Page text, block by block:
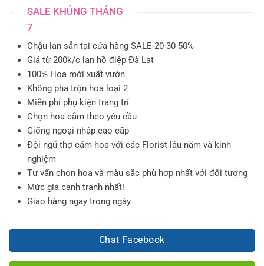
SALE KHỦNG THÁNG
7
Chậu lan sẵn tại cửa hàng SALE 20-30-50%
Giá từ 200k/c lan hồ điệp Đà Lạt
100% Hoa mới xuất vườn
Không pha trộn hoa loại 2
Miễn phí phụ kiện trang trí
Chọn hoa cắm theo yêu cầu
Giống ngoại nhập cao cấp
Đội ngũ thợ cắm hoa với các Florist lâu năm và kinh
nghiệm
Tư vấn chọn hoa và màu sắc phù hợp nhất với đối tượng
Mức giá cạnh tranh nhất!
Giao hàng ngay trong ngày
Chat Facebook